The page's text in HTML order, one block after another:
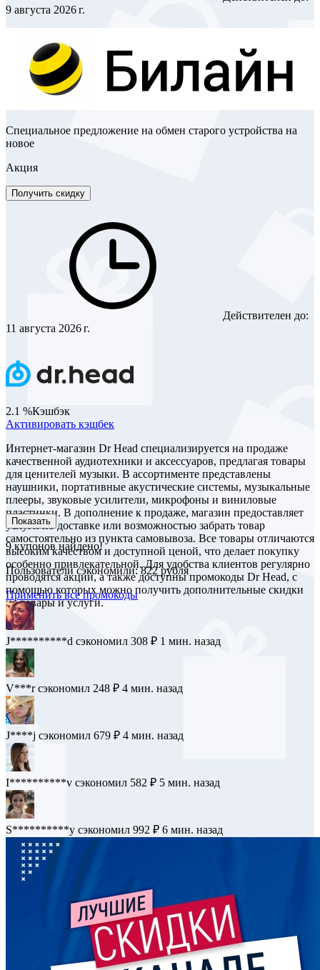
9 августа 2026 г.
Специальное предложение на обмен старого устройства на
новое
Акция
Получить скидку
Действителен до:
11 августа 2026 г.
2.1 %Кэшбэк
Активировать кэшбек
Интернет-магазин Dr Head специализируется на продаже
качественной аудиотехники и аксессуаров, предлагая товары
для ценителей музыки. В ассортименте представлены
наушники, портативные акустические системы, музыкальные
плееры, звуковые усилители, микрофоны и виниловые
пластинки. В дополнение к продаже, магазин предоставляет
услуги по доставке или возможностью забрать товар
самостоятельно из пункта самовывоза. Все товары отличаются
высоким качеством и доступной ценой, что делает покупку
особенно привлекательной. Для удобства клиентов регулярно
проводятся акции, а также доступны промокоды Dr Head, с
помощью которых можно получить дополнительные скидки
на товары и услуги.
Показать
9купонов найдено!
Пользователи сэкономили: 822 рубля
Применить все промокоды
R****t сэкономил 825 ₽ 1 мин. назад
J**********d сэкономил 308 ₽ 1 мин. назад
V***r сэкономил 248 ₽ 4 мин. назад
J****j сэкономил 679 ₽ 4 мин. назад
I**********v сэкономил 582 ₽ 5 мин. назад